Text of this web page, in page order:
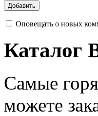
Оповещать о новых
Каталог
Самые
можете